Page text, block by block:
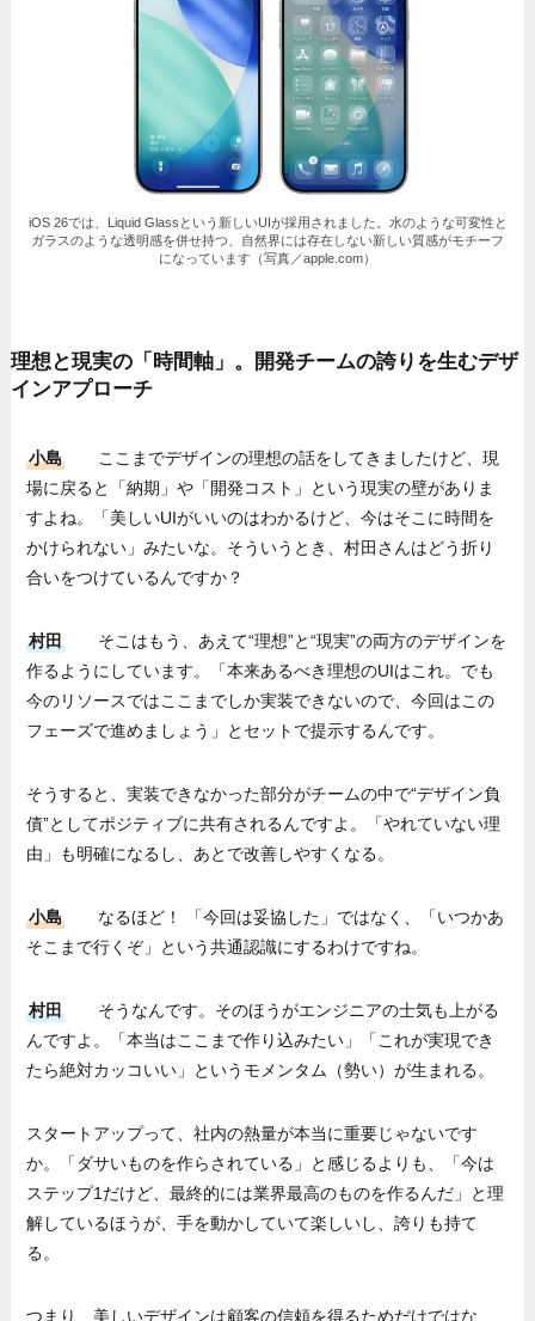
iOS 26では、Liquid Glassという新しいUIが採用されました。水のような可変性と
ガラスのような透明感を併せ持つ、自然界には存在しない新しい質感がモチーフ
になっています（写真／apple.com）
理想と現実の「時間軸」。開発チームの誇りを生むデザ
インアプローチ
小島
ここまでデザインの理想の話をしてきましたけど、現
場に戻ると「納期」や「開発コスト」という現実の壁がありま
すよね。「美しいUIがいいのはわかるけど、今はそこに時間を
かけられない」みたいな。そういうとき、村田さんはどう折り
合いをつけているんですか？
村田
そこはもう、あえて“理想”と“現実”の両方のデザインを
作るようにしています。「本来あるべき理想のUIはこれ。でも
今のリソースではここまでしか実装できないので、今回はこの
フェーズで進めましょう」とセットで提示するんです。
そうすると、実装できなかった部分がチームの中で“デザイン負
債”としてポジティブに共有されるんですよ。「やれていない理
由」も明確になるし、あとで改善しやすくなる。
小島
なるほど！ 「今回は妥協した」ではなく、「いつかあ
そこまで行くぞ」という共通認識にするわけですね。
村田
そうなんです。そのほうがエンジニアの士気も上がる
んですよ。「本当はここまで作り込みたい」「これが実現でき
たら絶対カッコいい」というモメンタム（勢い）が生まれる。
スタートアップって、社内の熱量が本当に重要じゃないです
か。「ダサいものを作らされている」と感じるよりも、「今は
ステップ1だけど、最終的には業界最高のものを作るんだ」と理
解しているほうが、手を動かしていて楽しいし、誇りも持て
る。
つまり、美しいデザインは顧客の信頼を得るためだけではな